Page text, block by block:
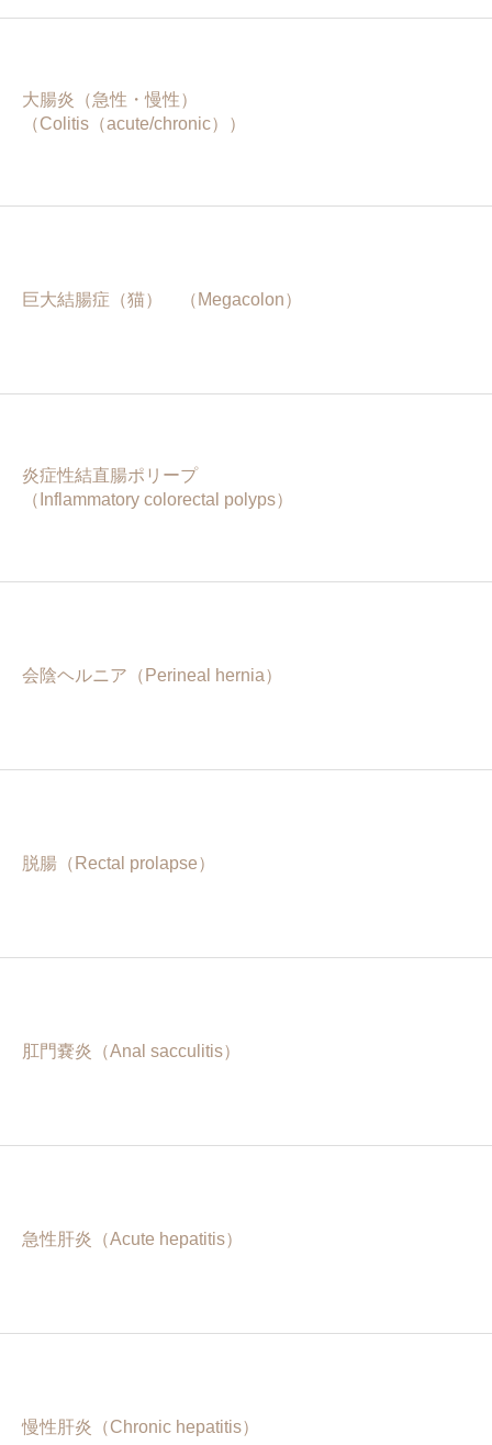
大腸炎（急性・慢性）
（Colitis（acute/chronic））
巨大結腸症（猫） （Megacolon）
炎症性結直腸ポリープ
（Inflammatory colorectal polyps）
会陰ヘルニア（Perineal hernia）
脱腸（Rectal prolapse）
肛門嚢炎（Anal sacculitis）
急性肝炎（Acute hepatitis）
慢性肝炎（Chronic hepatitis）